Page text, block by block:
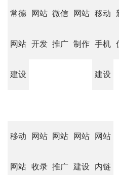
常德
网站
建设
网站
开发
微信
推广
网站
制作
移动
手机
建设
移动
网站
网站
收录
网站
推广
网站
建设
网站
内链